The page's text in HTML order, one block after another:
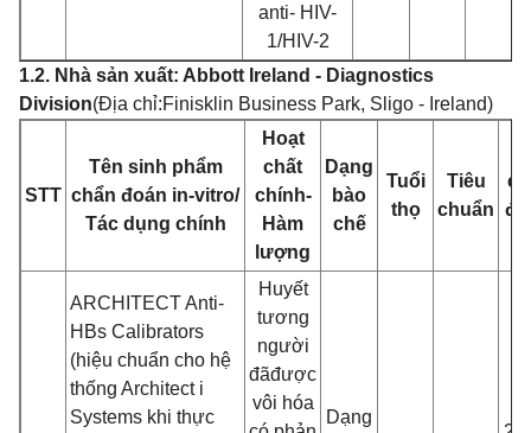
anti- HIV-
1/HIV-2
1.2. Nhà sản xuất: Abbott Ireland - Diagnostics
Division(Địa chỉ:Finisklin Business Park, Sligo - Ireland)
STT
Tên sinh phẩm
chẩn đoán in-vitro/
Tác d ụng chính
Hoạt
chất
chính-
Hàm
lượng
Dạng
bào
chế
Tuổi
thọ
Tiêu
chuẩn
ARCHITECT Anti-
HBs Calibrators
(hiệu chuẩn cho hệ
thống Architect i
Systems khi thực
Huyết
tương
người
đãđược
vôi hóa
Dạng